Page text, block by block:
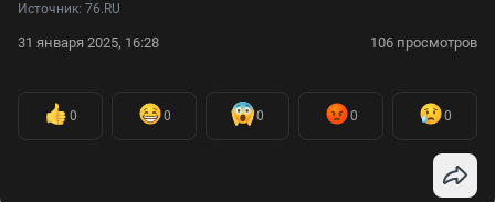
Источник: 76.RU
31 января 2025, 16:28 106 просмотров
0 0 0 0 0